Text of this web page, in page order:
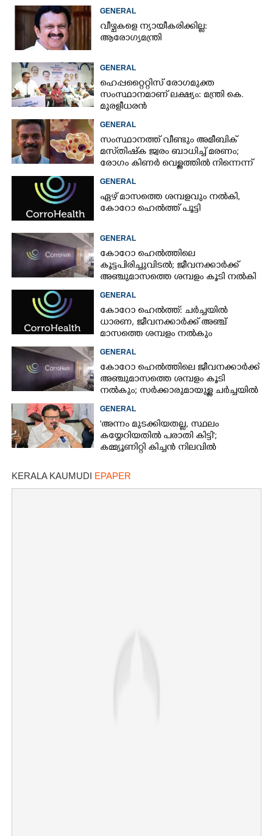
GENERAL
വീഴ്ചകളെ ന്യായീകരിക്കില്ല:
ആരോഗ്യമന്ത്രി
GENERAL
ഹെപ്പറ്റൈറ്റിസ് രോഗമുക്ത
സംസ്ഥാനമാണ് ലക്ഷ്യം: മന്ത്രി കെ.
മുരളീധരൻ
GENERAL
സംസ്ഥാനത്ത് വീണ്ടും അമീബിക്
മസ്‌തിഷ്‌ക ജ്വരം ബാധിച്ച് മരണം;
രോഗം കിണർ വെള്ളത്തിൽ നിന്നെന്ന്
GENERAL
ഏഴ് മാസത്തെ ശമ്പളവും നൽകി,
കോറോ ഹെൽത്ത് പൂട്ടി
GENERAL
കോറോ ഹെൽത്തിലെ
കൂട്ടപിരിച്ചുവിടൽ; ജീവനക്കാർക്ക്
അഞ്ചുമാസത്തെ ശമ്പളം കൂടി നൽകി
GENERAL
കോറോ ഹെൽത്ത്: ചർച്ചയിൽ
ധാരണ, ജീവനക്കാർക്ക് അഞ്ച്
മാസത്തെ ശമ്പളം നൽകും
GENERAL
കോറോ ഹെൽത്തിലെ ജീവനക്കാർക്ക്
അഞ്ചുമാസത്തെ ശമ്പളം കൂടി
നൽകും; സർക്കാരുമായുള്ള ചർച്ചയിൽ
GENERAL
'അന്നം മുടക്കിയതല്ല, സ്ഥലം
കയ്യേറിയതിൽ പരാതി കിട്ടി';
കമ്മ്യൂണിറ്റി കിച്ചൻ നിലവിൽ
KERALA KAUMUDI EPAPER
Share this link
Copy Link